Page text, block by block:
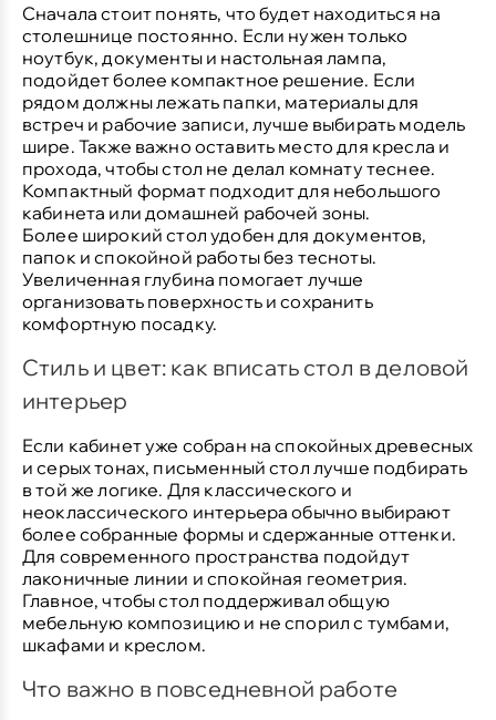
Сначала стоит понять, что будет находиться на
столешнице постоянно. Если нужен только
ноутбук, документы и настольная лампа,
подойдет более компактное решение. Если
рядом должны лежать папки, материалы для
встреч и рабочие записи, лучше выбирать модель
шире. Также важно оставить место для кресла и
прохода, чтобы стол не делал комнату теснее.
Компактный форматподходит для небольшого
кабинета или домашней рабочей зоны.
Более широкий стол удобен для документов,
папок и спокойной работы без тесноты.
Увеличенная глубина помогает лучше
организовать поверхность и сохранить
комфортную посадку.
Стиль и цвет: как вписать стол в деловой
интерьер
Если кабинет уже собран на спокойных древесных
и серых тонах, письменный стол лучше подбирать
в той же логике. Для классического и
неоклассического интерьера обычно выбирают
более собранные формы и сдержанные оттенки.
Для современного пространства подойдут
лаконичные линии и спокойная геометрия.
Главное, чтобы стол поддерживал общую
мебельную композицию и не спорил с тумбами,
шкафами и креслом.
Что важно в повседневной работе